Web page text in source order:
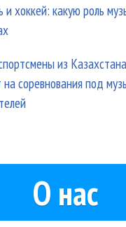
и хоккей: какую роль
из
соревнования под
О нас